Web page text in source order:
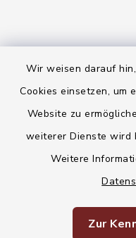
Wir weisen darauf
Cookies einsetzen, um
Website zu
weiterer Dienste wird
Weitere
Zur